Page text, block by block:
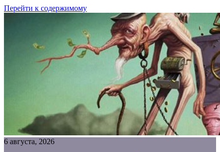
Перейти к содержимому
6 августа, 2026